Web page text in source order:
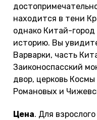
находится в тени
однако Китай-
историю. Вы
Варварки, часть
Заиконоспасский
двор, церковь
Романовых и
Цена. Для